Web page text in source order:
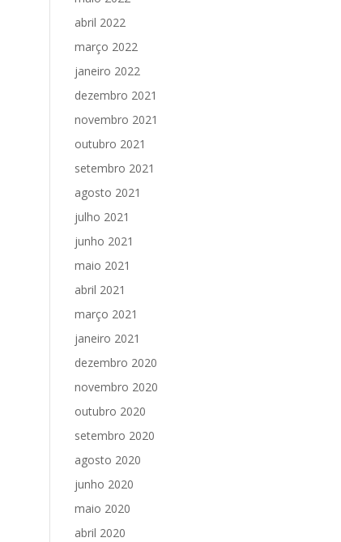
abril 2022
março 2022
janeiro 2022
dezembro 2021
novembro 2021
outubro 2021
setembro 2021
agosto 2021
julho 2021
junho 2021
maio 2021
abril 2021
março 2021
janeiro 2021
dezembro 2020
novembro 2020
outubro 2020
setembro 2020
agosto 2020
junho 2020
maio 2020
abril 2020